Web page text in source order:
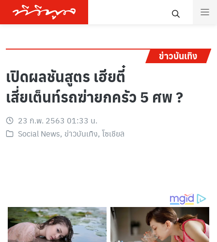
ข่าวบันเทิง
เปิดผลชันสูตร เฮียตี๋
เสี่ยเต็นท์รถฆ่ายกครัว 5 ศพ ?
23 ก.พ. 2563 01:33 น.
Social News, ข่าวบันเทิง, โซเชียล